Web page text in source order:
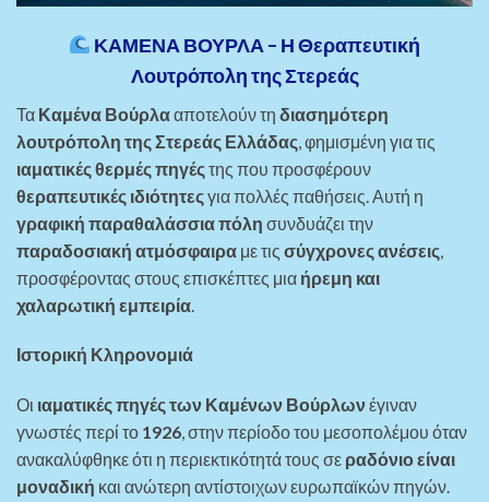
ΚΑΜΕΝΑ ΒΟΥΡΛΑ – Η Θεραπευτική
Λουτρόπολη της Στερεάς
Τα Καμένα Βούρλααποτελούν τη διασημότερη
λουτρόπολη της Στερεάς Ελλάδας , φημισμένη για τις
ιαματικές θερμές πηγέςτης που προσφέρουν
θεραπευτικές ιδιότητεςγια πολλές παθήσεις. Αυτή η
γραφική παραθαλάσσια πόλη συνδυάζει την
παραδοσιακή ατμόσφαιρα με τις σύγχρονες ανέσεις
προσφέροντας στους επισκέπτες μια ήρεμη και
χαλαρωτική εμπειρία
Ιστορική Κληρονομιά
Οι ιαματικές πηγές των Καμένων Βούρλωνέγιναν
γνωστές περί το 1926, στην περίοδο του μεσοπολέμου όταν
ανακαλύφθηκε ότι η περιεκτικότητά τους σε ραδόνιο είναι
μοναδική και ανώτερη αντίστοιχων ευρωπαϊκών πηγών.